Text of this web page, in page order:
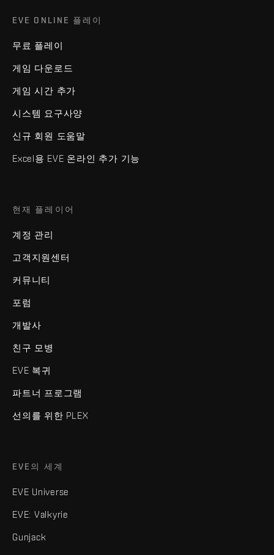
EVE ONLINE 플레이
무료 플레이
게임 다운로드
게임 시간 추가
시스템 요구사양
신규 회원 도움말
Excel용 EVE 온라인 추가 기능
현재 플레이어
계정 관리
고객지원센터
커뮤니티
포럼
개발사
친구 모병
EVE 복귀
파트너 프로그램
선의를 위한 PLEX
EVE의 세계
EVE Universe
EVE: Valkyrie
Gunjack